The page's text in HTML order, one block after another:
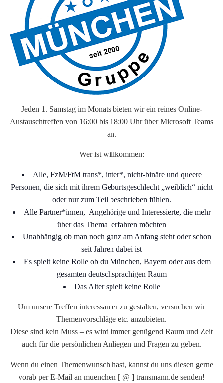
Jeden 1. Samstag im Monats bieten wir ein reines Online-
Austauschtreffen von 16:00 bis 18:00 Uhr über Microsoft Teams
an.
Wer ist willkommen:
Alle, FzM/FtM trans*, inter*, nicht-binäre und queere
Personen, die sich mit ihrem Geburtsgeschlecht „weiblich“ nicht
oder nur zum Teil beschrieben fühlen.
Alle Partner*innen, Angehörige und Interessierte, die mehr
über das Thema erfahren möchten
Unabhängig ob man noch ganz am Anfang steht oder schon
seit Jahren dabei ist
Es spielt keine Rolle ob du München, Bayern oder aus dem
gesamten deutschsprachigen Raum
Das Alter spielt keine Rolle
Um unsere Treffen interessanter zu gestalten, versuchen wir
Themenvorschläge etc. anzubieten.
Diese sind kein Muss – es wird immer genügend Raum und Zeit
auch für die persönlichen Anliegen und Fragen zu geben.
Wenn du einen Themenwunsch hast, kannst du uns diesen gerne
vorab per E-Mail an muenchen [ @ ] transmann.de senden!